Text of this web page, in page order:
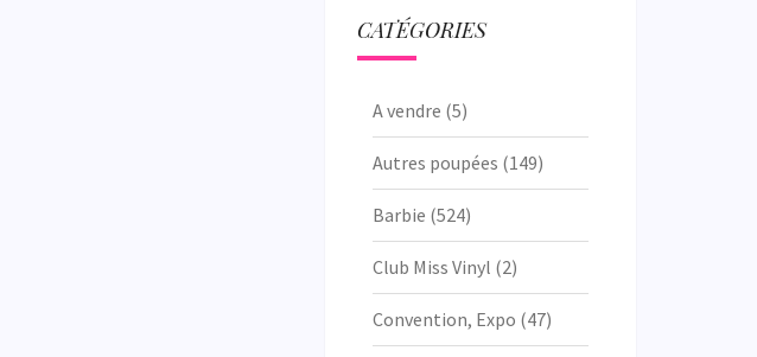
CATÉGORIES
A vendre (5)
Autres poupées (149)
Barbie (524)
Club Miss Vinyl (2)
Convention, Expo (47)